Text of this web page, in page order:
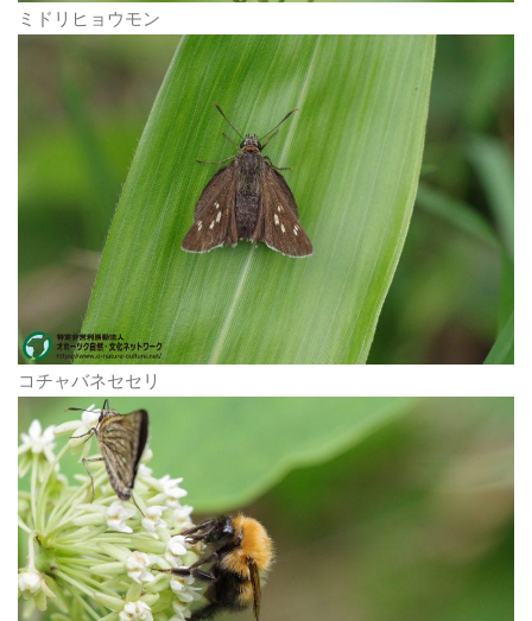
ミドリヒョウモン
コチャバネセセリ